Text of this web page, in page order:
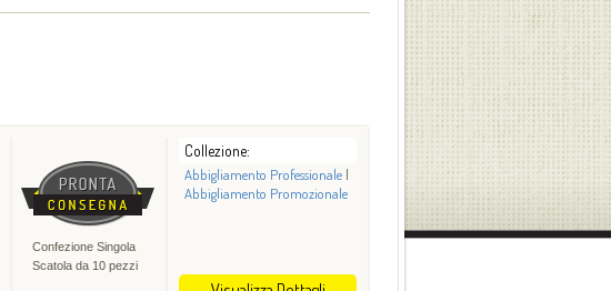
Confezione Singola
Scatola da 10 pezzi
Collezione:
Abbigliamento Professionale |
Abbigliamento Promozionale